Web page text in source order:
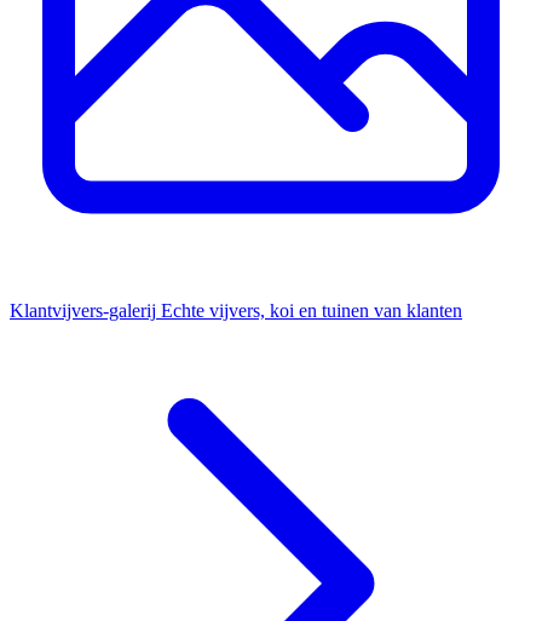
Klantvijvers-galerij Echte vijvers, koi en tuinen van klanten